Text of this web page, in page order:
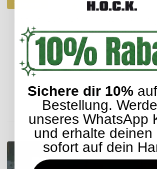
Top bewertet
Flieder Streifen
ab21,99 €
Lieferzeit: ca. 14 Werktage
ENTDECKEN SIE UNSER
Sichere dir 10%
Bestellung.
unseres WhatsApp
und erhalte deinen
sofort auf dein